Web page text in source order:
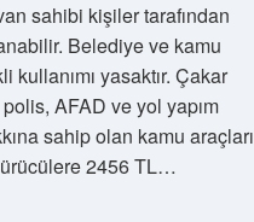
sahibi kişiler tarafından
Belediye ve kamu
yasaktır. Çakar
AFAD ve yol yapım
sahip olan kamu araçları
2456 TL…